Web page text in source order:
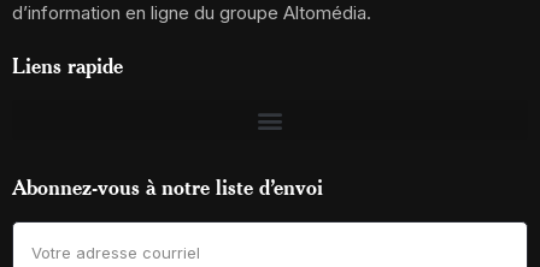
d’information en ligne du groupe Altomédia.
Liens rapide
Abonnez-vous à notre liste d’envoi